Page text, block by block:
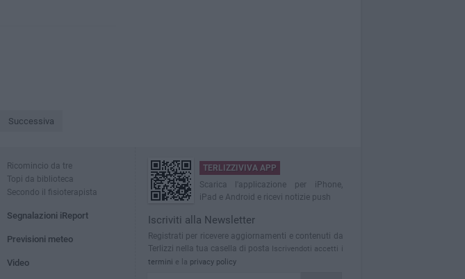
Successiva
Ricomincio da tre
Topi da biblioteca
Secondo il fisioterapista
Segnalazioni iReport
Previsioni meteo
Video
TERLIZZIVIVA APP
Scarica l'applicazione per iPhone,
iPad e Android e ricevi notizie push
Iscriviti alla Newsletter
Registrati per ricevere aggiornamenti e contenuti da
Terlizzi nella tua casella di posta Iscrivendoti accetti i
termini e la privacy policy